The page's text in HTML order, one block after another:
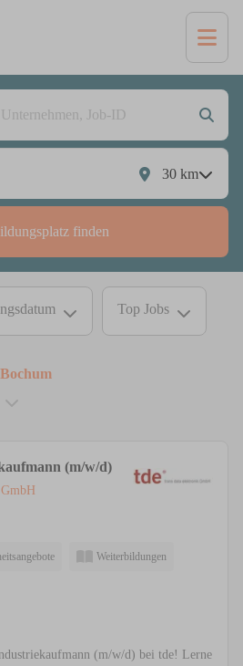
30 km
finden
Top Jobs
Bochum
(m/w/d)
Weiterbildungen
(m/w/d) bei tde! Lerne